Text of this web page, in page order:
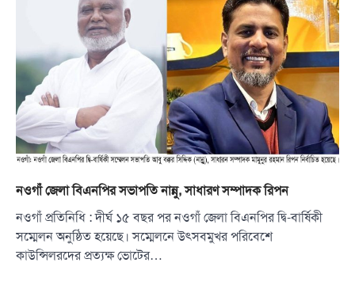
নওগাঁ জেলা বিএনপির সভাপতি নান্নু, সাধারণ সম্পাদক রিপন
নওগাঁ প্রতিনিধি : দীর্ঘ ১৫ বছর পর নওগাঁ জেলা বিএনপির দ্বি-বার্ষিকী
সম্মেলন অনুষ্ঠিত হয়েছে। সম্মেলনে উৎসবমুখর পরিবেশে
কাউন্সিলরদের প্রত্যক্ষ ভোটের…